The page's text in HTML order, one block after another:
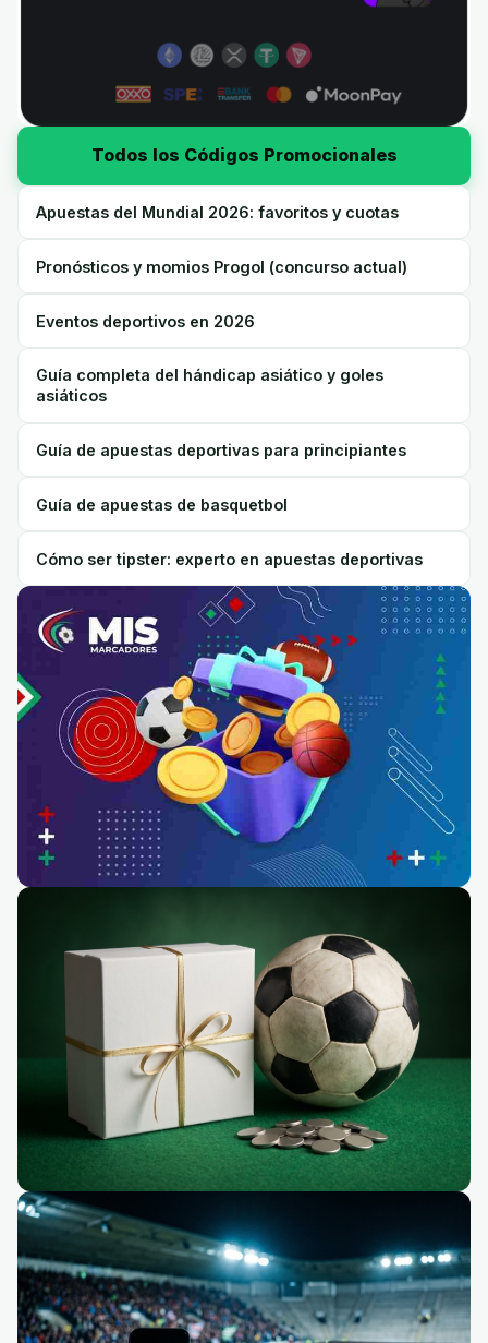
Todos los Códigos Promocionales
Apuestas del Mundial 2026: favoritos y cuotas
Pronósticos y momios Progol (concurso actual)
Eventos deportivos en 2026
Guía completa del hándicap asiático y goles
asiáticos
Guía de apuestas deportivas para principiantes
Guía de apuestas de basquetbol
Cómo ser tipster: experto en apuestas deportivas